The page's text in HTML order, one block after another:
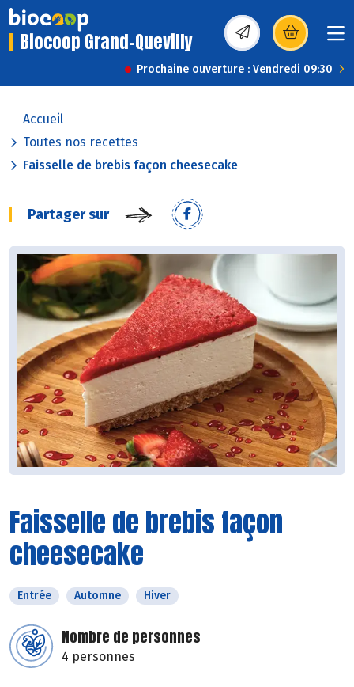
Biocoop Grand-Quevilly (s’ouvre dans une
Prochaine ouverture : Vendredi 09:30
Accueil
Toutes nos recettes
Faisselle de brebis façon cheesecake
Partager sur
Faisselle de brebis façon
cheesecake
Entrée Automne Hiver
Nombre de personnes
4 personnes